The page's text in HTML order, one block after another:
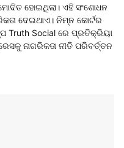
ହୋଇଥିଲା। ଏହି ସଂଶୋଧନ
ଦେଇଥାଏ। ନିମ୍ନ କୋର୍ଟର
Truth Social ରେ ପ୍ରତିକ୍ରିୟା
ନାଗରିକତା ନୀତି ପରିବର୍ତ୍ତନ